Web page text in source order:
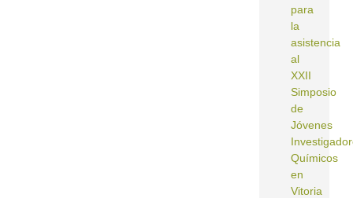
para
la
asistencia
al
XXII
Simposio
de
Jóvenes
Químicos
en
Vitoria